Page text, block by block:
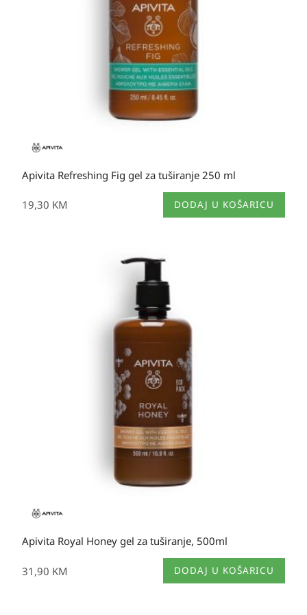
Apivita Refreshing Fig gel za tuširanje 250 ml
19,30 KM DODAJ U KOŠARICU
Apivita Royal Honey gel za tuširanje, 500ml
31,90 KM DODAJ U KOŠARICU